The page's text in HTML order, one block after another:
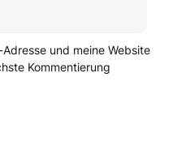
und meine Website
Kommentierung